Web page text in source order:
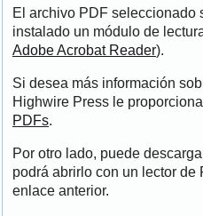
El archivo PDF seleccionado
instalado un módulo de
Adobe Acrobat Reader).
Si desea más información
Highwire Press le
PDFs.
Por otro lado, puede
podrá abrirlo con un lector de
enlace anterior.